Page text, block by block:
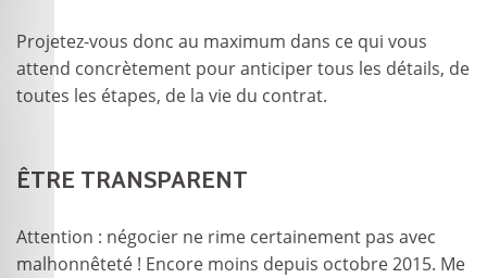
Projetez-vous donc au maximum dans ce qui vous
attend concrètement pour anticiper tous les détails, de
toutes les étapes, de la vie du contrat.
ÊTRE TRANSPARENT
Attention : négocier ne rime certainement pas avec
malhonnêteté ! Encore moins depuis octobre 2015. Me